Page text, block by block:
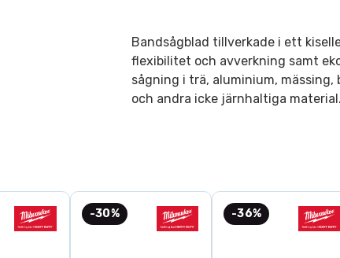
Bandsågblad tillverkade i ett
flexibilitet och avverkning samt
sågning i trä, aluminium, mässing,
och andra icke järnhaltiga material.
-30% -36%